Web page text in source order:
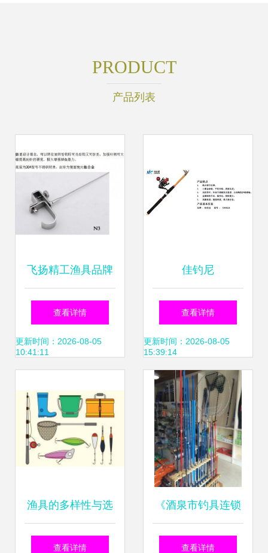
PRODUCT
产品列表
飞扬精工渔具品牌
怎么样？钓箱配件
口碑点评与分析
查看详情
更新时间：2026-08-05
10:41:11
佳钓尼
（JIADIAONI）
TDG006/TZ00624
碳素超轻钓鱼竿测
评 台钓竿与海竿的
性价比之选
查看详情
更新时间：2026-08-05
15:39:14
渔具的多样性与选
择指南
查看详情
《酒泉市钓具连锁
探索甘肃优质渔具
查看详情